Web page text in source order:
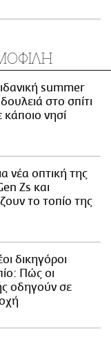
summer
στο σπίτι
κάποιο νησί
νέα οπτική της
Zs και
το τοπίο της
δικηγόροι
Πώς οι
οδηγούν σε